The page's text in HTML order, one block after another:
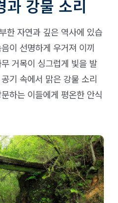
과 강물 소리
한 자연과 깊은 역사에 있습
이 선명하게 우거져 이끼
거목이 싱그럽게 빛을 발
기 속에서 맑은 강물 소리
하는 이들에게 평온한 안식